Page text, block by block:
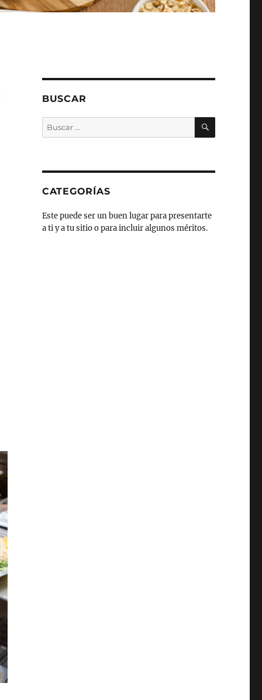
BUSCAR
Buscar
por:
BUSCAR
CATEGORÍAS
Este puede ser un buen lugar para presentarte
a ti y a tu sitio o para incluir algunos méritos.